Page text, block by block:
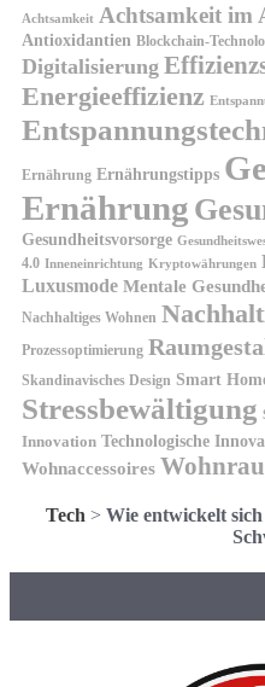
Achtsamkeit Achtsamkeit im
Antioxidantien Blockchain-
Digitalisierung
Energieeffizienz
Ernährung Ernährungstipps
Ernährung
Gesundheitsvorsorge
4.0 Inneneinrichtung Kryptowährungen
Luxusmode Mentale
Nachhaltiges Wohnen
Prozessoptimierung
Skandinavisches Design Smart
Stressbewältigung
Innovation Technologische
Wohnaccessoires
Tech > Wie entwickelt